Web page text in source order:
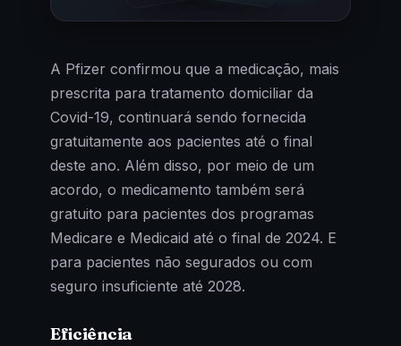
A Pfizer confirmou que a medicação, mais
prescrita para tratamento domiciliar da
Covid-19, continuará sendo fornecida
gratuitamente aos pacientes até o final
deste ano. Além disso, por meio de um
acordo, o medicamento também será
gratuito para pacientes dos programas
Medicare e Medicaid até o final de 2024. E
para pacientes não segurados ou com
seguro insuficiente até 2028.
Eficiência